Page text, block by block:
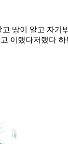
땅이 알고 자기
이랬다저랬다